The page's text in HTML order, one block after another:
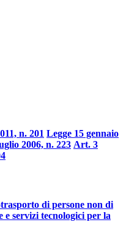
n. 201 Legge 15 gennaio
2006, n. 223 Art. 3
di persone non di
e servizi tecnologici per la